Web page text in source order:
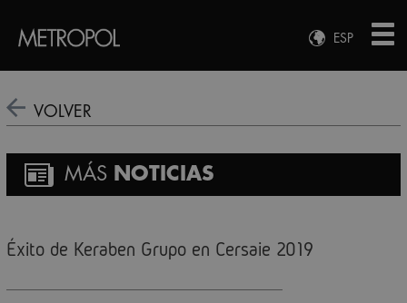
ESP
ENG
VOLVER
MÁS NOTICIAS
Éxito de Keraben Grupo en Cersaie 2019